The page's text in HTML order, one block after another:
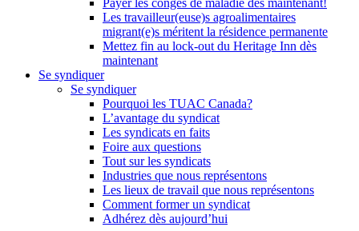
Payer les congés de maladie dès maintenant!
Les travailleur(euse)s agroalimentaires
migrant(e)s méritent la résidence permanente
Mettez fin au lock-out du Heritage Inn dès
maintenant
Se syndiquer
Se syndiquer
Pourquoi les TUAC Canada?
L’avantage du syndicat
Les syndicats en faits
Foire aux questions
Tout sur les syndicats
Industries que nous représentons
Les lieux de travail que nous représentons
Comment former un syndicat
Adhérez dès aujourd’hui